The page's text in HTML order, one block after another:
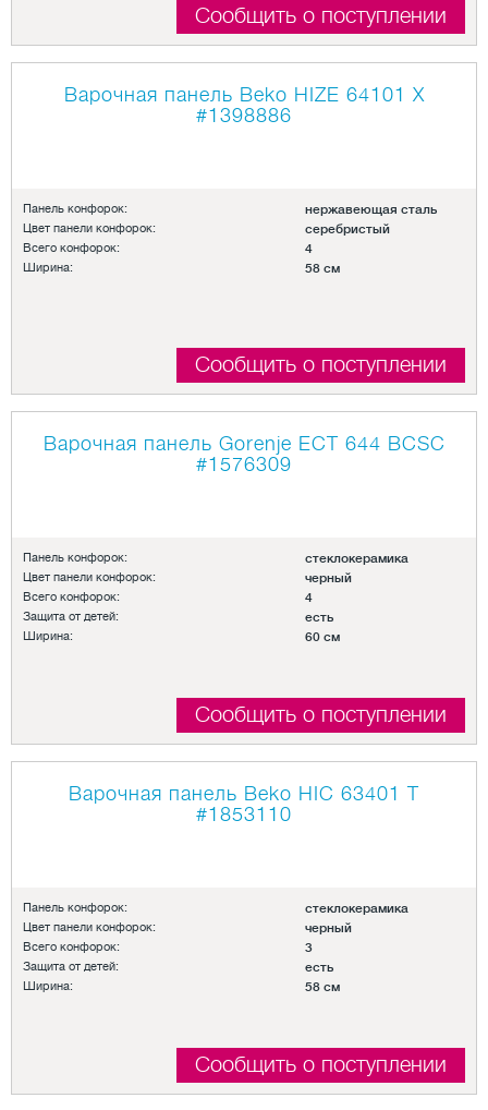
Сообщить о поступлении
Варочная панель Beko HIZE 64101 X
#1398886
Панель конфорок: нержавеющая сталь
Цвет панели конфорок: серебристый
Всего конфорок: 4
Ширина: 58 см
Сообщить о поступлении
Варочная панель Gorenje ECT 644 BCSC
#1576309
Панель конфорок: стеклокерамика
Цвет панели конфорок: черный
Всего конфорок: 4
Защита от детей: есть
Ширина: 60 см
Сообщить о поступлении
Варочная панель Beko HIC 63401 T
#1853110
Панель конфорок: стеклокерамика
Цвет панели конфорок: черный
Всего конфорок: 3
Защита от детей: есть
Ширина: 58 см
Сообщить о поступлении